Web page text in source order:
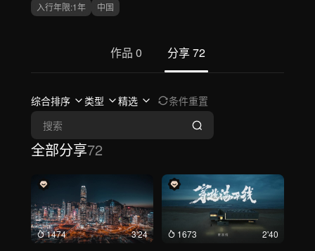
入行年限:1年 中国
作品 0 分享72
综合排序 类型 精选 条件重置
全部分享72
1474 3'24 1673 2'40